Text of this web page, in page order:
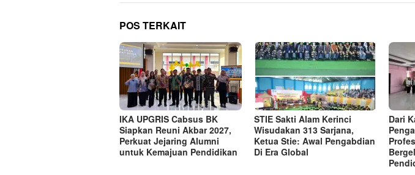
POS TERKAIT
IKA UPGRIS Cabsus BK
Siapkan Reuni Akbar 2027,
Perkuat Jejaring Alumni
untuk Kemajuan Pendidikan
STIE Sakti Alam Kerinci
Wisudakan 313 Sarjana,
Ketua Stie: Awal Pengabdian
Di Era Global
Dari